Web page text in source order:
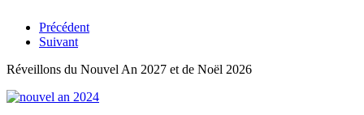
Précédent
Suivant
Réveillons du Nouvel An 2027 et de Noël 2026